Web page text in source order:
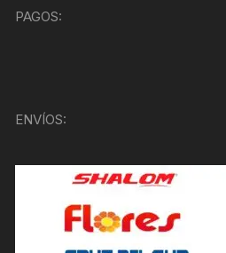
PAGOS:
ENVÍOS: